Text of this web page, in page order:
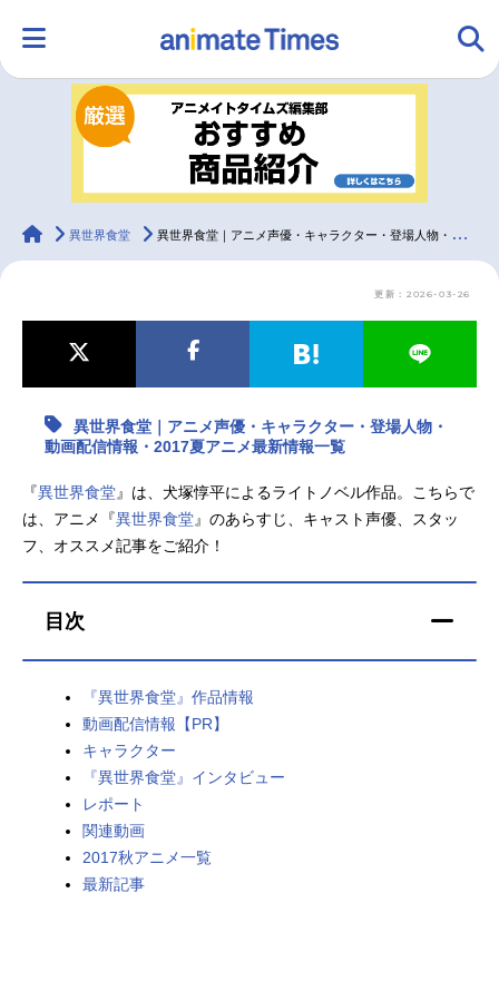
ランキング アニメ
ラジオ
最新記事一覧
アニメ記事一覧 声優記事一覧
アニメ映画一覧
今期アニメ曜日別一覧
春アニメ
男性声優/女性声優一覧
FOLLOW US
animateTimes
異世界食堂 異世界食堂｜アニメ声優・キャラクター・登場人物・動画配信情報・2017夏アニメ最新情報一覧
更新：2026-03-26
異世界食堂｜アニメ声優・キャラクター・登場人物・
動画配信情報・2017夏アニメ最新情報一覧
『異世界食堂』は、犬塚惇平によるライトノベル作品。こちらで
は、アニメ『異世界食堂』のあらすじ、キャスト声優、スタッ
フ、オススメ記事をご紹介！
目次
『異世界食堂』作品情報
動画配信情報【PR】
キャラクター
『異世界食堂』インタビュー
レポート
関連動画
2017秋アニメ一覧
最新記事